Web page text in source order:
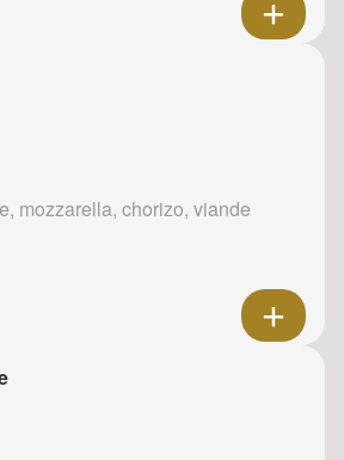
mozzarella, chorizo, viande